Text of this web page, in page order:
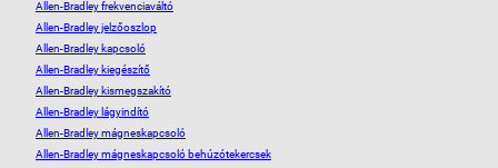
Allen-Bradley frekvenciaváltó
Allen-Bradley jelzőoszlop
Allen-Bradley kapcsoló
Allen-Bradley kiegészítő
Allen-Bradley kismegszakító
Allen-Bradley lágyindító
Allen-Bradley mágneskapcsoló
Allen-Bradley mágneskapcsoló behúzótekercsek